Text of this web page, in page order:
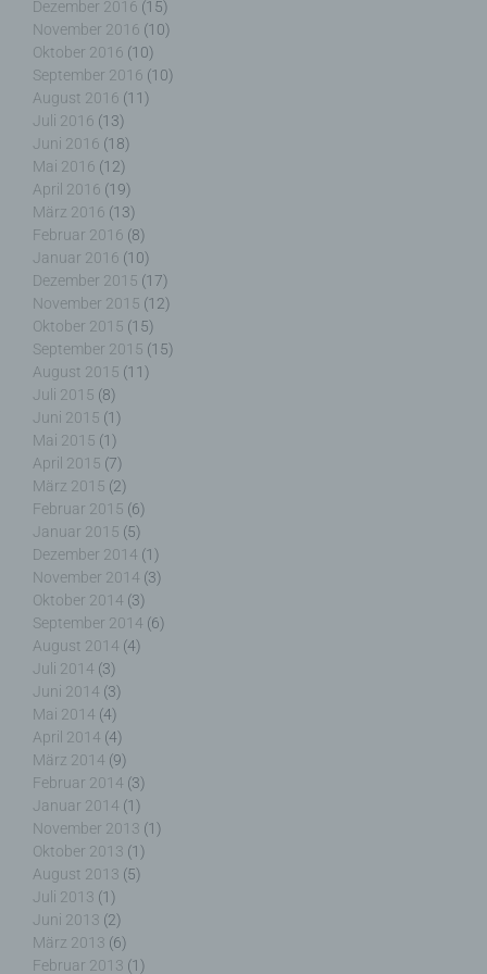
Dezember 2016 (15)
November 2016 (10)
Oktober 2016 (10)
September 2016 (10)
August 2016 (11)
Juli 2016 (13)
Juni 2016 (18)
Mai 2016 (12)
April 2016 (19)
März 2016 (13)
Februar 2016 (8)
Januar 2016 (10)
Dezember 2015 (17)
November 2015 (12)
Oktober 2015 (15)
September 2015 (15)
August 2015 (11)
Juli 2015 (8)
Juni 2015 (1)
Mai 2015 (1)
April 2015 (7)
März 2015 (2)
Februar 2015 (6)
Januar 2015 (5)
Dezember 2014 (1)
November 2014 (3)
Oktober 2014 (3)
September 2014 (6)
August 2014 (4)
Juli 2014 (3)
Juni 2014 (3)
Mai 2014 (4)
April 2014 (4)
März 2014 (9)
Februar 2014 (3)
Januar 2014 (1)
November 2013 (1)
Oktober 2013 (1)
August 2013 (5)
Juli 2013 (1)
Juni 2013 (2)
März 2013 (6)
Februar 2013 (1)
Ortswechsel dieser natürlichen Person zu
analysieren oder vorherzusagen.
f) Pseudonymisierung
Pseudonymisierung ist die Verarbeitung
personenbezogener Daten in einer Weise, auf
welche die personenbezogenen Daten ohne
Hinzuziehung zusätzlicher Informationen nicht
mehr einer spezifischen betroffenen Person
zugeordnet werden können, sofern diese
zusätzlichen Informationen gesondert aufbewahrt
werden und technischen und organisatorischen
Maßnahmen unterliegen, die gewährleisten, dass
die personenbezogenen Daten nicht einer
identifizierten oder identifizierbaren natürlichen
Person zugewiesen werden.
g) Verantwortlicher oder für die Verarbeitung
Verantwortlicher
Verantwortlicher oder für die Verarbeitung
Verantwortlicher ist die natürliche oder juristische
Person, Behörde, Einrichtung oder andere Stelle,
die allein oder gemeinsam mit anderen über die
Zwecke und Mittel der Verarbeitung von
personenbezogenen Daten entscheidet. Sind die
Zwecke und Mittel dieser Verarbeitung durch das
Unionsrecht oder das Recht der Mitgliedstaaten
vorgegeben, so kann der Verantwortliche
beziehungsweise können die bestimmten Kriterien
seiner Benennung nach dem Unionsrecht oder
dem Recht der Mitgliedstaaten vorgesehen
werden.